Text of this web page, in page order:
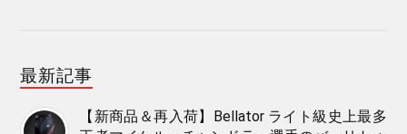
最新記事
【新商品＆再入荷】Bellator ライト級史上最多